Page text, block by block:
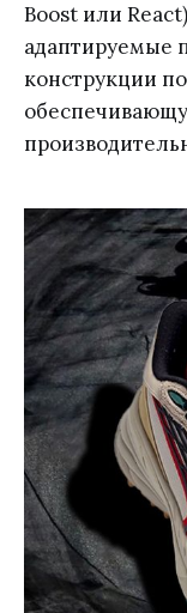
Boost или
адаптируемые
конструкции